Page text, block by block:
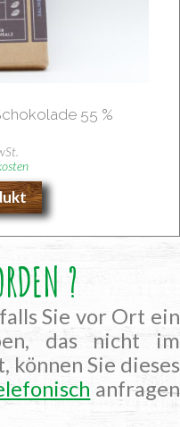
55 %
?
Sie vor Ort ein
das nicht im
können Sie dieses
anfragen